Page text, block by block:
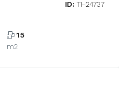
ID: TH24737
15
m2